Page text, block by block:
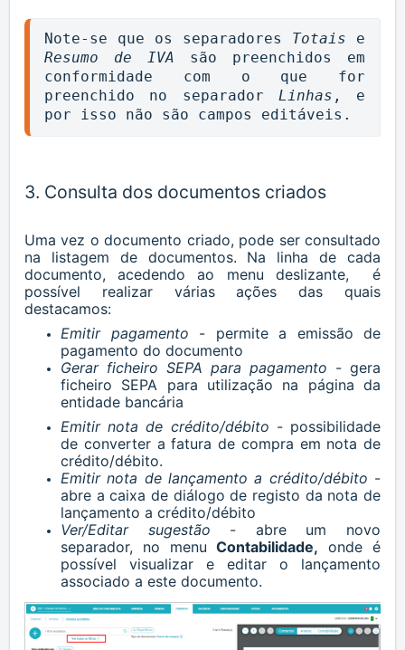
Note-se que os separadores Totais
Resumo de IVA são preenchidos em
conformidade com o que for
preenchido no separador Linhas , e
por isso não são campos editáveis.
3. Consulta dos documentos criados
Uma vez o documento criado, pode ser consultado
na listagem de documentos. Na linha de cada
documento, acedendo ao menu deslizante, é
possível realizar várias ações das quais
destacamos:
Emitir pagamento - permite a emissão de
pagamento do documento
Gerar ficheiro SEPA para pagamento - gera
ficheiro SEPA para utilização na página da
entidade bancária
Emitir nota de crédito/débito - possibilidade
de converter a fatura de compra em nota de
crédito/débito.
Emitir nota de lançamento a crédito/débito -
abre a caixa de diálogo de registo da nota de
lançamento a crédito/débito
Ver/Editar sugestão - abre um novo
separador, no menuContabilidade, onde é
possível visualizar e editar o lançamento
associado a este documento.